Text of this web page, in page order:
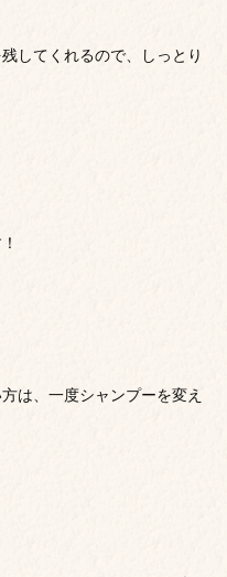
してくれるので、しっとり
は、一度シャンプーを変え